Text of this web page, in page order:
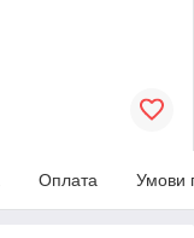
Оплата Умови